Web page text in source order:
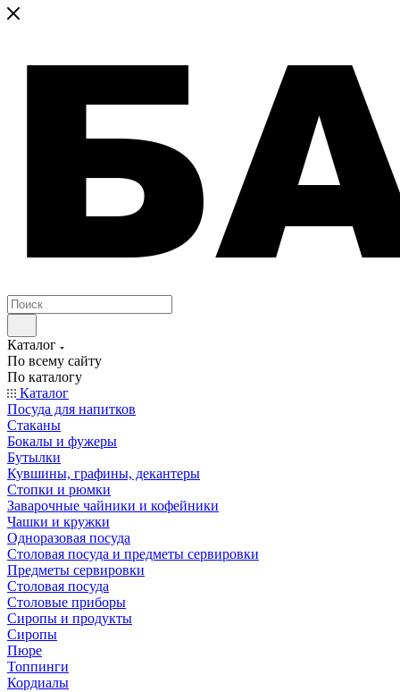
Каталог
По всему сайту
По каталогу
Каталог
Посуда для напитков
Стаканы
Бокалы и фужеры
Бутылки
Кувшины, графины, декантеры
Стопки и рюмки
Заварочные чайники и кофейники
Чашки и кружки
Одноразовая посуда
Столовая посуда и предметы сервировки
Предметы сервировки
Столовая посуда
Столовые приборы
Сиропы и продукты
Сиропы
Пюре
Топпинги
Кордиалы